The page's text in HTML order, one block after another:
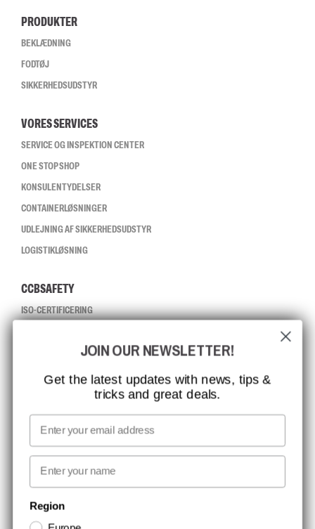
PRODUKTER
BEKLÆDNING
FODTØJ
SIKKERHEDSUDSTYR
VORES SERVICES
SERVICE OG INSPEKTION CENTER
ONE STOP SHOP
KONSULENTYDELSER
CONTAINERLØSNINGER
UDLEJNING AF SIKKERHEDSUDSTYR
LOGISTIKLØSNING
CCBSAFETY
ISO-CERTIFICERING
MISSION, VISION OG VÆRDIER
KONTAKT
JOB HOS CCBSAFETY
MEDIA
VI TAGER ANSVAR
NYHEDSBREV TILMELDING
JOIN OUR NEWSLETTER!
Get the latest updates with news, tips &
tricks and great deals.
Email
First name
Region